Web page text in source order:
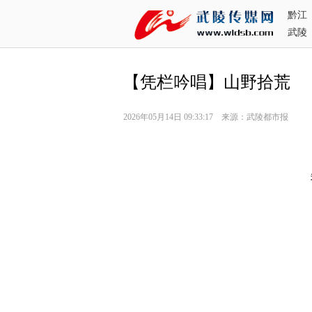
黔江
武陵
【凭栏吟唱】山野拾荒
2026年05月14日 09:33:17 来源：武陵都市报